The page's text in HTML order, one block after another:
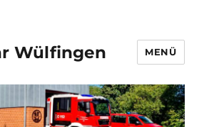
Wülfingen MENÜ